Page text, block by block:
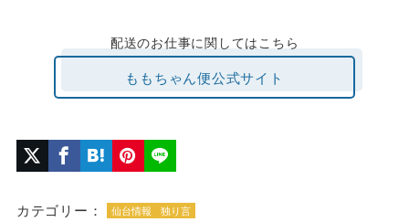
配送のお仕事に関してはこちら
ももちゃん便公式サイト
カテゴリー： 仙台情報 独り言